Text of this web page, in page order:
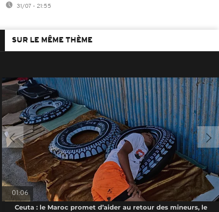
31/07 - 21:55
SUR LE MÊME THÈME
01:06
Ceuta : le Maroc promet d’aider au retour des mineurs, le